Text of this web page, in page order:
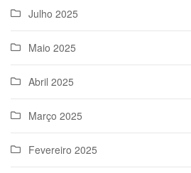
Julho 2025
Maio 2025
Abril 2025
Março 2025
Fevereiro 2025